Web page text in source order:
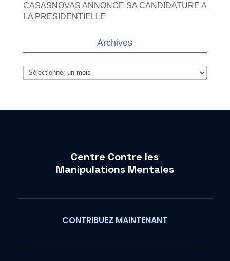
CASASNOVAS ANNONCE SA CANDIDATURE A
LA PRESIDENTIELLE
Archives
Archives
Centre Contre les
Manipulations Mentales
CONTRIBUEZ MAINTENANT